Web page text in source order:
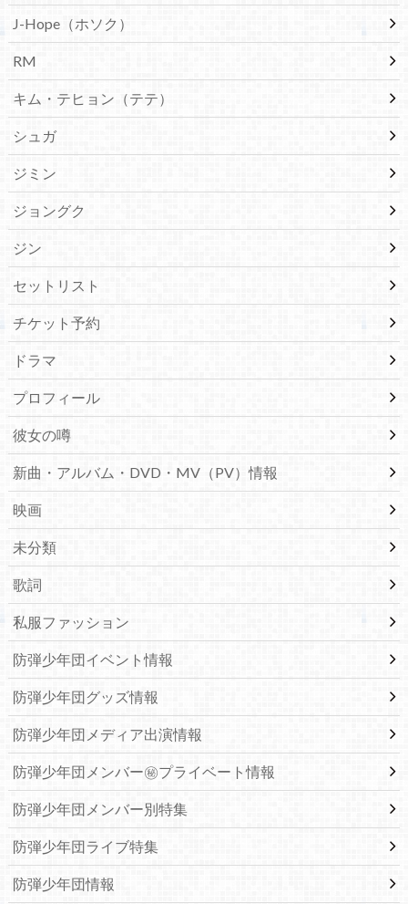
J-Hope（ホソク）
RM
キム・テヒョン（テテ）
シュガ
ジミン
ジョングク
ジン
セットリスト
チケット予約
ドラマ
プロフィール
彼女の噂
新曲・アルバム・DVD・MV（PV）情報
映画
未分類
歌詞
私服ファッション
防弾少年団イベント情報
防弾少年団グッズ情報
防弾少年団メディア出演情報
防弾少年団メンバー㊙プライベート情報
防弾少年団メンバー別特集
防弾少年団ライブ特集
防弾少年団情報